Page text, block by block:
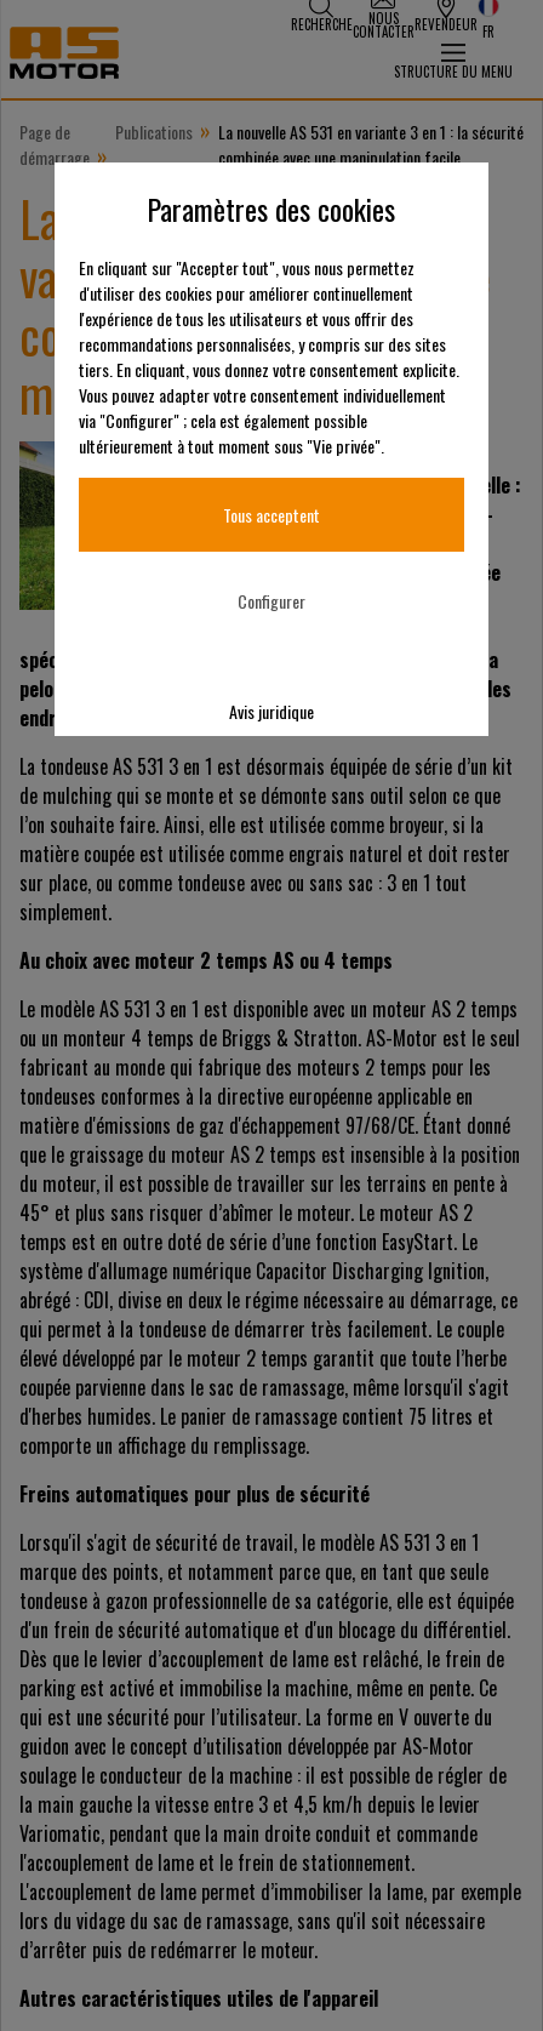
RECHERCHE NOUS
CONTACTERREVENDEUR FR
STRUCTURE DU MENU
Page de
démarrage »
Publications » La nouvelle AS 531 en variante 3 en 1 : la sécurité
combinée avec une manipulation facile
La nouvelle AS 531 en
variante 3 en 1 : la sécurité
combinée avec une
manipulation facile
La tondeuse à gazon de
catégorie professionnelle :
le modèle AS 531 de AS-
version 3 en 1 et équipée
de plusieurs
spécifiques, permet de tondre partout où l’entretien de la
pelouse est exigeant : sur les terrains en pente ou dans les
endroits étroits.
La tondeuse AS 531 3 en 1 est désormais équipée de série d’un kit
de mulching qui se monte et se démonte sans outil selon ce que
l’on souhaite faire. Ainsi, elle est utilisée comme broyeur, si la
matière coupée est utilisée comme engrais naturel et doit rester
sur place, ou comme tondeuse avec ou sans sac : 3 en 1 tout
simplement.
Au choix avec moteur 2 temps AS ou 4 temps
Le modèle AS 531 3 en 1 est disponible avec un moteur AS 2 temps
ou un monteur 4 temps de Briggs & Stratton. AS-Motor est le seul
fabricant au monde qui fabrique des moteurs 2 temps pour les
tondeuses conformes à la directive européenne applicable en
matière d'émissions de gaz d'échappement 97/68/CE. Étant donné
que le graissage du moteur AS 2 temps est insensible à la position
du moteur, il est possible de travailler sur les terrains en pente à
45° et plus sans risquer d’abîmer le moteur. Le moteur AS 2
temps est en outre doté de série d’une fonction EasyStart. Le
système d'allumage numérique Capacitor Discharging Ignition,
abrégé : CDI, divise en deux le régime nécessaire au démarrage, ce
qui permet à la tondeuse de démarrer très facilement. Le couple
élevé développé par le moteur 2 temps garantit que toute l’herbe
coupée parvienne dans le sac de ramassage, même lorsqu'il s'agit
d'herbes humides. Le panier de ramassage contient 75 litres et
comporte un affichage du remplissage.
Freins automatiques pour plus de sécurité
Lorsqu'il s'agit de sécurité de travail, le modèle AS 531 3 en 1
marque des points, et notamment parce que, en tant que seule
tondeuse à gazon professionnelle de sa catégorie, elle est équipée
d'un frein de sécurité automatique et d'un blocage du différentiel.
Dès que le levier d’accouplement de lame est relâché, le frein de
parking est activé et immobilise la machine, même en pente. Ce
qui est une sécurité pour l’utilisateur. La forme en V ouverte du
guidon avec le concept d’utilisation développée par AS-Motor
soulage le conducteur de la machine : il est possible de régler de
la main gauche la vitesse entre 3 et 4,5 km/h depuis le levier
Variomatic, pendant que la main droite conduit et commande
l'accouplement de lame et le frein de stationnement.
L'accouplement de lame permet d’immobiliser la lame, par exemple
lors du vidage du sac de ramassage, sans qu'il soit nécessaire
d’arrêter puis de redémarrer le moteur.
Autres caractéristiques utiles de l'appareil
Paramètres des cookies
En cliquant sur "Accepter tout", vous nous permettez
d'utiliser des cookies pour améliorer continuellement
l'expérience de tous les utilisateurs et vous offrir des
recommandations personnalisées, y compris sur des sites
tiers. En cliquant, vous donnez votre consentement explicite.
Vous pouvez adapter votre consentement individuellement
via "Configurer" ; cela est également possible
ultérieurement à tout moment sous "Vie privée".
Tous acceptent
Configurer
Avis juridique